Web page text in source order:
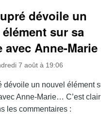
dévoile un
sur sa
avec Anne-Marie
7 août à 19:06
dévoile un nouvel élément
Anne-Marie… C’est
les commentaires :